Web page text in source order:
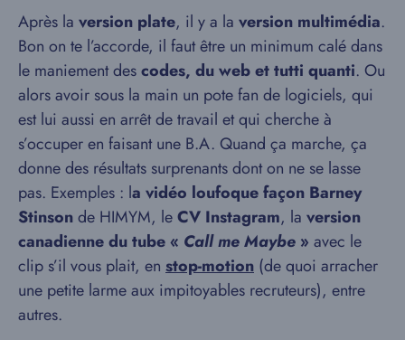
Après la version plate, il y a la version multimédia.
Bon on te l’accorde, il faut être un minimum calé dans
le maniement descodes, du web et tutti quanti. Ou
alors avoir sous la main un pote fan de logiciels, qui
est lui aussi en arrêt de travail et qui cherche à
s’occuper en faisant une B.A. Quand ça marche, ça
donne des résultats surprenants dont on ne se lasse
pas. Exemples : la vidéo loufoque façon Barney
Stinsonde HIMYM, leCV Instagram, la version
canadienne du tube « Call me Maybe » avec le
clip s’il vous plait, en stop-motion (de quoi arracher
une petite larme aux impitoyables recruteurs), entre
autres.